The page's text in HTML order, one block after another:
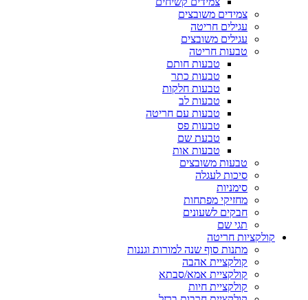
צמידים משובצים
עגילים חריטה
עגילים משובצים
טבעות חריטה
טבעות חותם
טבעות כתר
טבעות חלקות
טבעות לב
טבעות עם חריטה
טבעות פס
טבעת שם
טבעות אות
טבעות משובצים
סיכות לעגלה
סימניות
מחזיקי מפתחות
חבקים לשעונים
תגי שם
קולקציות חריטה
מתנות סוף שנה למורות וגננות
קולקציית אהבה
קולקציית אמא/סבתא
קולקציית חיות